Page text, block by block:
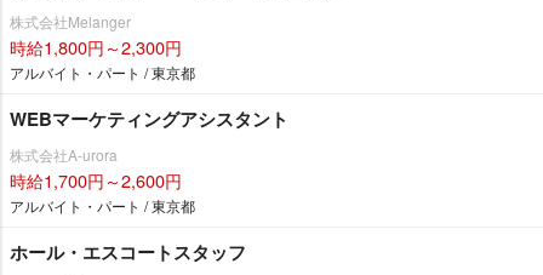
株式会社Melanger
時給1,800円～2,300円
アルバイト・パート / 東京都
WEBマーケティングアシスタント
株式会社A-urora
時給1,700円～2,600円
アルバイト・パート / 東京都
ホール・エスコートスタッフ